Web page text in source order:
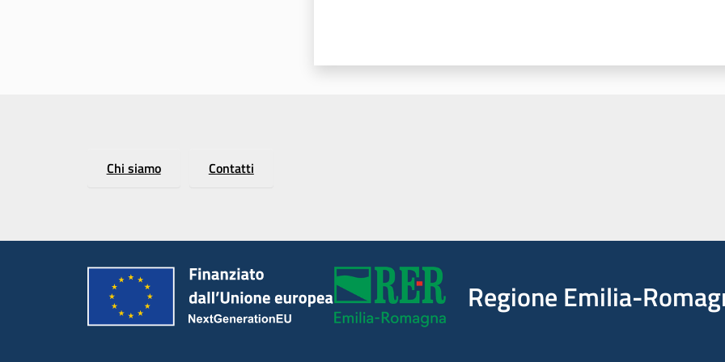
Chi siamo Contatti
Regione Emilia-